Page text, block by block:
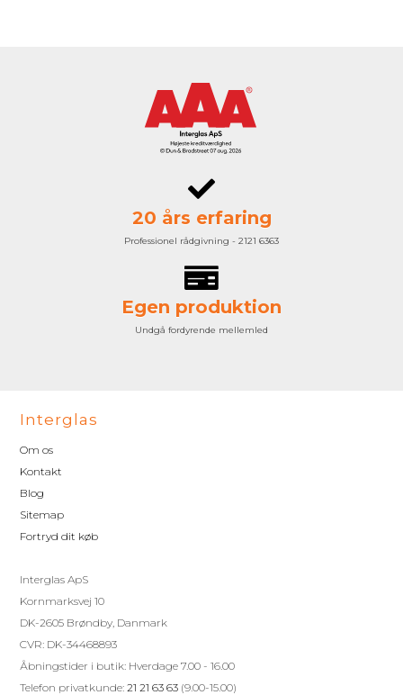
20 års erfaring
Professionel rådgivning - 2121 6363
Egen produktion
Undgå fordyrende mellemled
Interglas
Om os
Kontakt
Blog
Sitemap
Fortryd dit køb
Interglas ApS
Kornmarksvej 10
DK-2605 Brøndby, Danmark
CVR: DK-34468893
Åbningstider i butik: Hverdage 7.00 - 16.00
Telefon privatkunde:21 21 63 63 (9.00-15.00)